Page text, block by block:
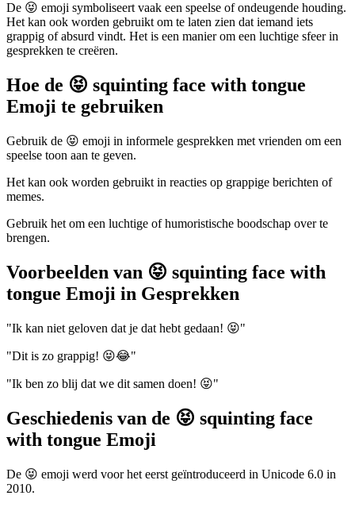
De 😝 emoji symboliseert vaak een speelse of ondeugende houding.
Het kan ook worden gebruikt om te laten zien dat iemand iets
grappig of absurd vindt. Het is een manier om een luchtige sfeer in
gesprekken te creëren.
Hoe de 😝 squinting face with tongue
Emoji te gebruiken
Gebruik de 😝 emoji in informele gesprekken met vrienden om een
speelse toon aan te geven.
Het kan ook worden gebruikt in reacties op grappige berichten of
memes.
Gebruik het om een luchtige of humoristische boodschap over te
brengen.
Voorbeelden van 😝 squinting face with
tongue Emoji in Gesprekken
"Ik kan niet geloven dat je dat hebt gedaan! 😝"
"Dit is zo grappig! 😝😂"
"Ik ben zo blij dat we dit samen doen! 😝"
Geschiedenis van de 😝 squinting face
with tongue Emoji
De 😝 emoji werd voor het eerst geïntroduceerd in Unicode 6.0 in
2010.